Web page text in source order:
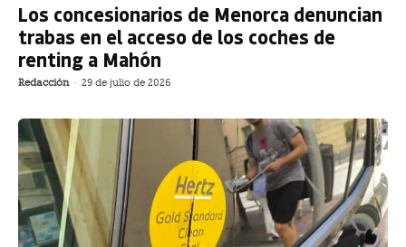
Los concesionarios de Menorca denuncian
trabas en el acceso de los coches de
renting a Mahón
Redacción - 29 de julio de 2026